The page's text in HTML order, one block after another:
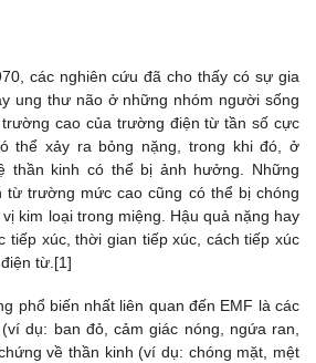
các nghiên cứu đã cho thấy có sự gia
ung thư não ở những nhóm người sống
cao của trường điện từ tần số cực
thể xảy ra bỏng nặng, trong khi đó, ở
thần kinh có thể bị ảnh hưởng. Những
từ trường mức cao cũng có thể bị chóng
kim loại trong miệng. Hậu quả nặng hay
tiếp xúc, thời gian tiếp xúc, cách tiếp xúc
từ.[1]
phổ biến nhất liên quan đến EMF là các
dụ: ban đỏ, cảm giác nóng, ngứa ran,
về thần kinh (ví dụ: chóng mặt, mệt